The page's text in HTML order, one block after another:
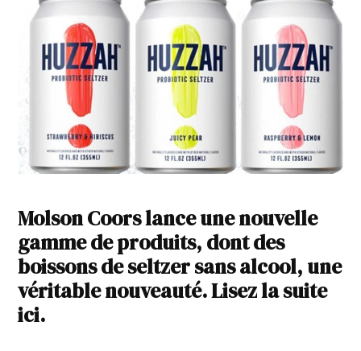
Molson Coors lance une nouvelle
gamme de produits, dont des
boissons de seltzer sans alcool, une
véritable nouveauté. Lisez la suite
ici.